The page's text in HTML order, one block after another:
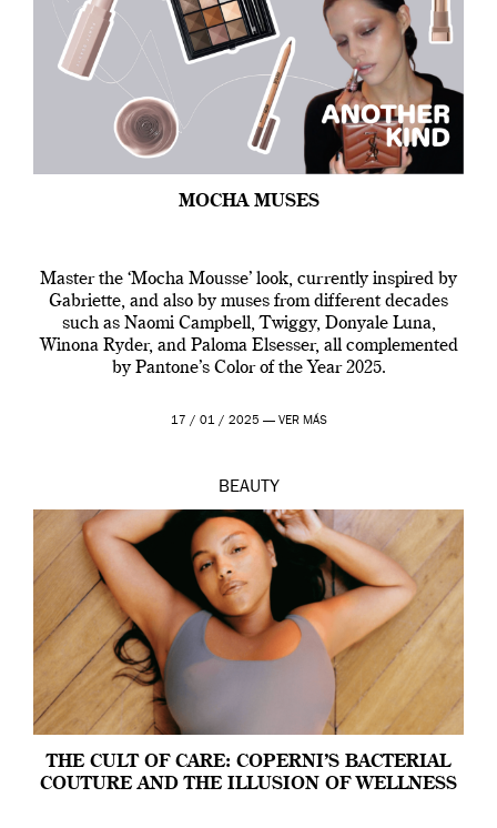
MOCHA MUSES
Master the ‘Mocha Mousse’ look, currently inspired by
Gabriette, and also by muses from different decades
such as Naomi Campbell, Twiggy, Donyale Luna,
Winona Ryder, and Paloma Elsesser, all complemented
by Pantone’s Color of the Year 2025.
17 / 01 / 2025 — VER MÁS
BEAUTY
THE CULT OF CARE: COPERNI’S BACTERIAL
COUTURE AND THE ILLUSION OF WELLNESS